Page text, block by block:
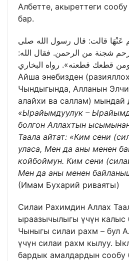
Албетте, акыреттеги
бар.
عَنْهَا قالت: قال رسول الله صلى
شجنة من الرحمن. فقال الله:
قطعك قطعته». رواه البخاري
Айша энебизден
Чындыгында, Алланын
алайхи ва саллам) мындай
«Ырайымдуулук –
болгон Аллахтын
Таала айтат: «Ким сени
уласа, Мен да аны менен
койбоймун. Ким сени
Мен да аны менен
(Имам Бухарий риваяты)
Силаи Рахимдин Аллах
ыраазычылыгы үчүн калыс
Чыныгы силаи рахм – бул
үчүн силаи рахм кылуу.
бардык амалдардын сообу